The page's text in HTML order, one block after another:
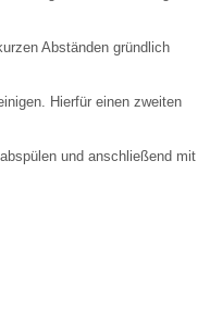
Abständen gründlich
Hierfür einen zweiten
und anschließend mit